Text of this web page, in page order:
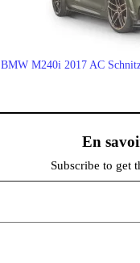
BMW M240i 2017 AC
En
Subscribe to get